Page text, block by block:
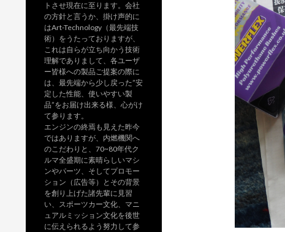
トさせ現在に至ります。会社
の方針と言うか、掛け声的に
はArt-Technology（最先端技
術）をうたっておりますが、
これは自らが立ち向かう技術
理解でありまして、各ユーザ
ー皆様への製品ご提案の際に
は、最先端から少し戻った”安
定した性能、使いやすい製
品”をお届け出来る様、心がけ
て参ります。
エンジンの終焉も見えた昨今
ではありますが、内燃機関へ
のこだわりと、70~80年代ク
ルマ全盛期に素晴らしいマシ
ンやパーツ、そしてプロモー
ション（広告等）とその背景
を創り上げた諸先輩に見習
い、スポーツカー文化、マニ
ュアルミッション文化を後世
に伝えられるよう努力して参